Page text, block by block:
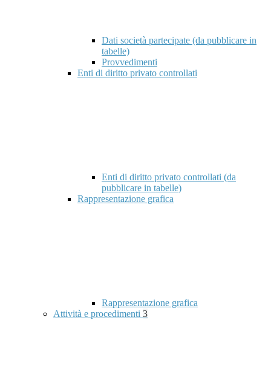
Dati società partecipate (da pubblicare in
tabelle)
Provvedimenti
Enti di diritto privato controllati
Enti di diritto privato controllati (da
pubblicare in tabelle)
Rappresentazione grafica
Rappresentazione grafica
Attività e procedimenti 3